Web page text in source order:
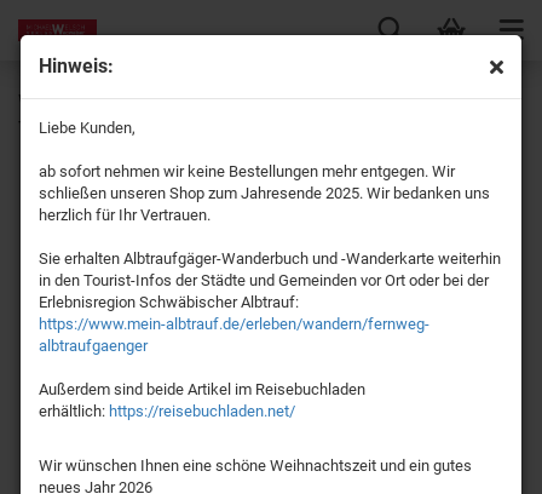
Hinweis:
Liebe Kunden,
ab sofort nehmen wir keine Bestellungen mehr entgegen. Wir
schließen unseren Shop zum Jahresende 2025. Wir bedanken uns
herzlich für Ihr Vertrauen.
Sie erhalten Albtraufgäger-Wanderbuch und -Wanderkarte weiterhin
in den Tourist-Infos der Städte und Gemeinden vor Ort oder bei der
Erlebnisregion Schwäbischer Albtrauf:
https://www.mein-albtrauf.de/erleben/wandern/fernweg-
albtraufgaenger
Außerdem sind beide Artikel im Reisebuchladen
erhältlich: https://reisebuchladen.net/
Wir wünschen Ihnen eine schöne Weihnachtszeit und ein gutes
neues Jahr 2026
Wanderführer "Wandererlebnis Landkreis Göppingen" 45
Touren zum genussvollen Wandern